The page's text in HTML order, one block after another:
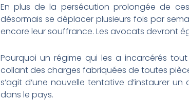
En plus de la persécution prolongée de
désormais se déplacer plusieurs fois par
encore leur souffrance. Les avocats devront
Pourquoi un régime qui les a incarcérés
collant des charges fabriquées de toutes
s’agit d’une nouvelle tentative d’instaurer
dans le pays.